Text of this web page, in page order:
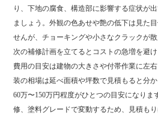
り、下地の腐食、構造部に影響する症状が
ましょう。外観の色あせや艶の低下は見た
せんが、チョーキングや小さなクラックが
次の補修計画を立てるとコストの急増を避け
費用の目安は建物の大きさや付帯作業に左
装の相場は延べ面積や坪数で見積もると分
60万〜150万円程度がひとつの目安になり
修、塗料グレードで変動するため、見積も